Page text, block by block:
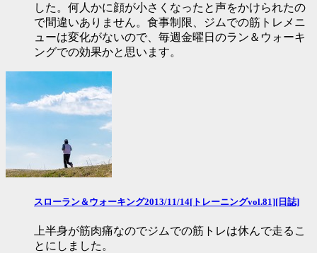
した。何人かに顔が小さくなったと声をかけられたの
で間違いありません。食事制限、ジムでの筋トレメニ
ューは変化がないので、毎週金曜日のラン＆ウォーキ
ングでの効果かと思います。
スローラン＆ウォーキング2013/11/14[トレーニングvol.81][日誌]
上半身が筋肉痛なのでジムでの筋トレは休んで走るこ
とにしました。